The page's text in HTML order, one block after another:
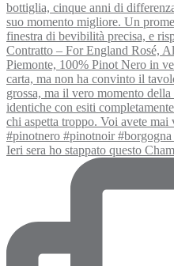
Ieri sera ho stappato questo